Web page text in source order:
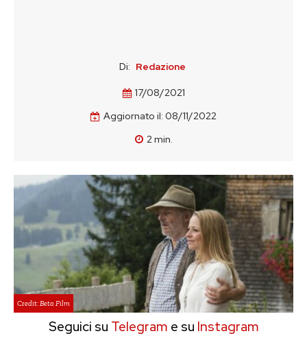
Di: Redazione
17/08/2021
Aggiornato il: 08/11/2022
2min.
Credit: Beta Film
Seguici su Telegram e su Instagram